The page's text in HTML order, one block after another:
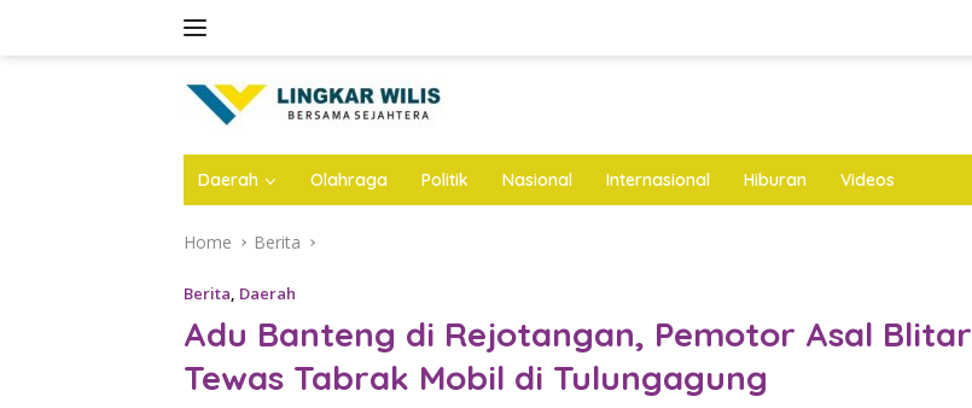
Daerah Olahraga Politik Nasional Internasional Hiburan Videos
Home Berita
Berita, Daerah
Adu Banteng di Rejotangan, Pemotor Asal Blitar
Tewas Tabrak Mobil di Tulungagung